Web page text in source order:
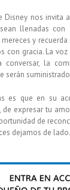
nos invita a
llenadas con
y
con gracia. La
conversar, la
serán
es que en su
expresar tu
de
dejamos de